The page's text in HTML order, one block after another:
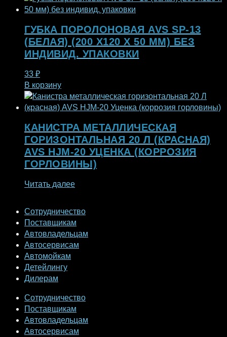
ГУБКА ПОРОЛОНОВАЯ AVS SP-13
(БЕЛАЯ) (200 X120 X 50 ММ) БЕЗ
ИНДИВИД. УПАКОВКИ
33 ₽
В корзину
КАНИСТРА МЕТАЛЛИЧЕСКАЯ
ГОРИЗОНТАЛЬНАЯ 20 Л (КРАСНАЯ)
AVS HJM-20 УЦЕНКА (КОРРОЗИЯ
ГОРЛОВИНЫ)
Читать далее
Сотрудничество
Поставщикам
Автовладельцам
Автосервисам
Автомойкам
Детейлингу
Дилерам
Сотрудничество
Поставщикам
Автовладельцам
Автосервисам